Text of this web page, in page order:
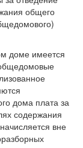
общего
доме имеется
дома плата за
содержания
вне